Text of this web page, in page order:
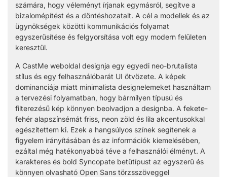
számára, hogy véleményt írjanak egymásról, segítve a
bizalomépítést és a döntéshozatalt. A cél a modellek és az
ügynökségek közötti kommunikációs folyamat
egyszerűsítése és felgyorsítása volt egy modern felületen
keresztül.
A CastMe weboldal designja egy egyedi neo-brutalista
stílus és egy felhasználóbarát UI ötvözete. A képek
dominanciája miatt minimalista designelemeket használtam
a tervezési folyamatban, hogy bármilyen típusú és
filterezésű kép könnyen beolvadjon a designba. A fekete-
fehér alapszínsémát friss, neon zöld és lila akcentusokkal
egészítettem ki. Ezek a hangsúlyos színek segítenek a
figyelem irányításában és az információk kiemelésében,
ezáltal még hatékonyabbá téve a felhasználói élményt. A
karakteres és bold Syncopate betűtípust az egyszerű és
könnyen olvasható Open Sans törzsszöveggel